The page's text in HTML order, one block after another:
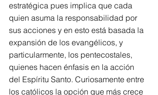
estratégica pues implica que cada
quien asuma la responsabilidad por
sus acciones y en esto está basada la
expansión de los evangélicos, y
particularmente, los pentecostales,
quienes hacen énfasis en la acción
del Espíritu Santo. Curiosamente entre
los católicos la opción que más crece